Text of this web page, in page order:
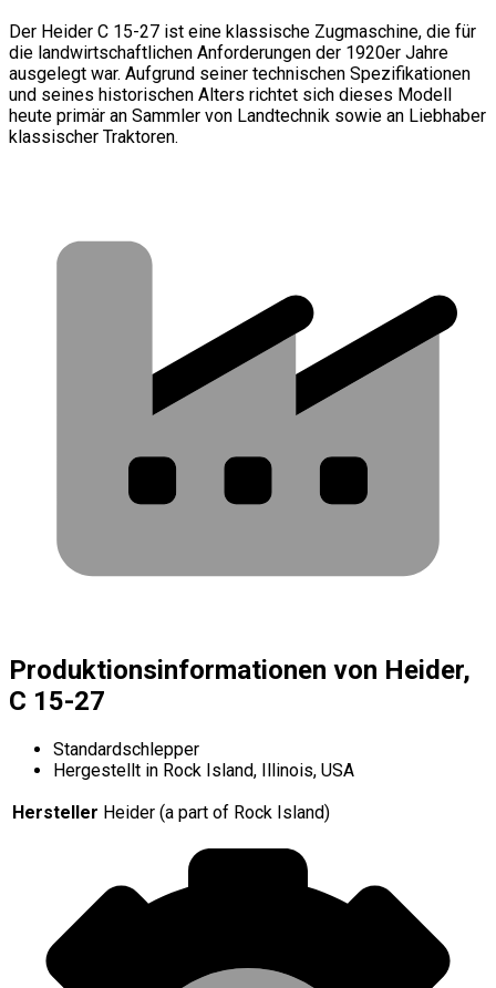
Der Heider C 15-27 ist eine klassische Zugmaschine, die für
die landwirtschaftlichen Anforderungen der 1920er Jahre
ausgelegt war. Aufgrund seiner technischen Spezifikationen
und seines historischen Alters richtet sich dieses Modell
heute primär an Sammler von Landtechnik sowie an Liebhaber
klassischer Traktoren.
Produktionsinformationen von Heider,
C 15-27
Standardschlepper
Hergestellt in Rock Island, Illinois, USA
Hersteller Heider (a part of Rock Island)